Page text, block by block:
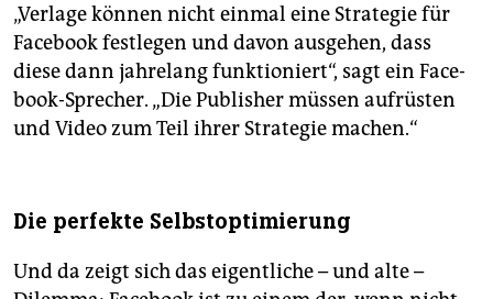
„Verlage können nicht einmal eine Strategie für
Face­book festlegen und davon ausgehen, dass
diese dann jahrelang funktioniert“, sagt ein Face­
book-Sprecher. „Die Publisher müssen aufrüsten
und Video zum Teil ihrer Strategie machen.“
Die perfekte Selbstoptimierung
Und da zeigt sich das eigentliche – und alte –